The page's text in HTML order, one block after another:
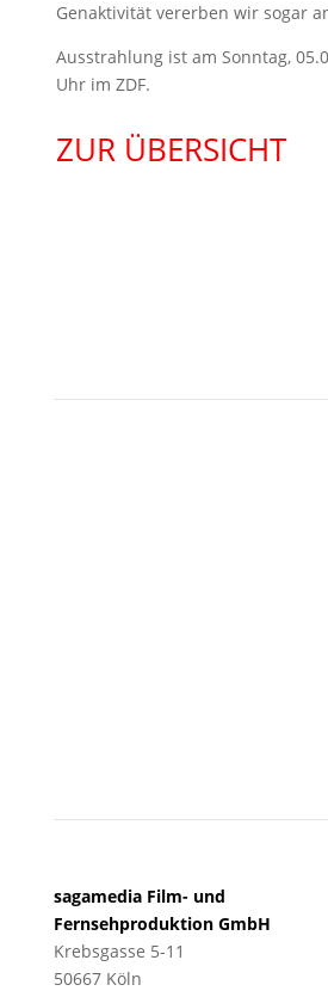
Genaktivität vererben wir sogar
Ausstrahlung ist am Sonntag,
Uhr im ZDF.
ZUR ÜBERSICHT
sagamedia Film- und
Fernsehproduktion GmbH
Krebsgasse 5-11
50667 Köln